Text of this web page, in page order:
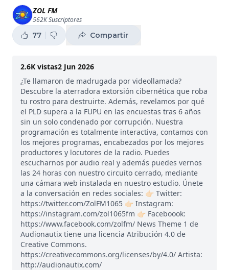
PODCAST
ZOL TV
ZOL FM
562KSuscriptores
77 Compartir
2.6K vistas2 Jun 2026
¿Te llamaron de madrugada por videollamada?
Descubre la aterradora extorsión cibernética que roba
tu rostro para destruirte. Además, revelamos por qué
el PLD supera a la FUPU en las encuestas tras 6 años
sin un solo condenado por corrupción. Nuestra
programación es totalmente interactiva, contamos con
los mejores programas, encabezados por los mejores
productores y locutores de la radio. Puedes
escucharnos por audio real y además puedes vernos
las 24 horas con nuestro circuito cerrado, mediante
una cámara web instalada en nuestro estudio. Únete
a la conversación en redes sociales: 👉🏻 Twitter:
https://twitter.com/ZolFM1065 👉🏻 Instagram:
https://instagram.com/zol1065fm 👉🏻 Faceboook:
https://www.facebook.com/zolfm/ News Theme 1 de
Audionautix tiene una licencia Atribución 4.0 de
Creative Commons.
https://creativecommons.org/licenses/by/4.0/ Artista:
http://audionautix.com/